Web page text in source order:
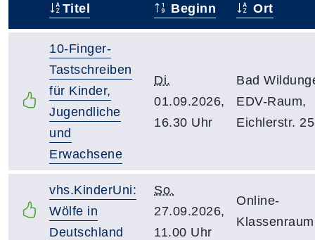
Titel Beginn Ort
10-Finger-
Tastschreiben
für Kinder,
Jugendliche
und
Erwachsene
Di.
01.09.2026,
16.30 Uhr
Bad
EDV-Raum,
Eichlerstr. 25
vhs.KinderUni:
Wölfe in
Deutschland
So.
27.09.2026,
11.00 Uhr
Online-
Klassenraum